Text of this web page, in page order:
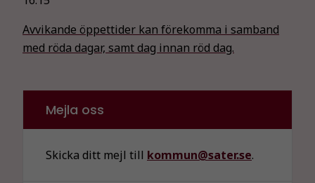
Avvikande öppettider kan förekomma i samband
med röda dagar, samt dag innan röd dag.
Mejla oss
Skicka ditt mejl till kommun@sater.se.